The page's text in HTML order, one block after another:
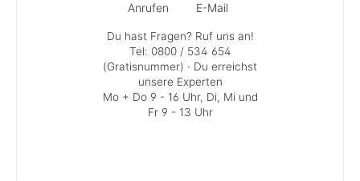
Anrufen E-Mail
Du hast Fragen? Ruf uns an!
Tel: 0800 / 534 654
(Gratisnummer) · Du erreichst
unsere Experten
Mo + Do 9 - 16 Uhr, Di, Mi und
Fr 9 - 13 Uhr